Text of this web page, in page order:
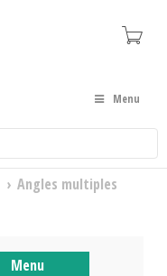
Menu
› Angles multiples
Menu